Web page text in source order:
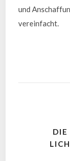
und
vereinfacht.
DIE